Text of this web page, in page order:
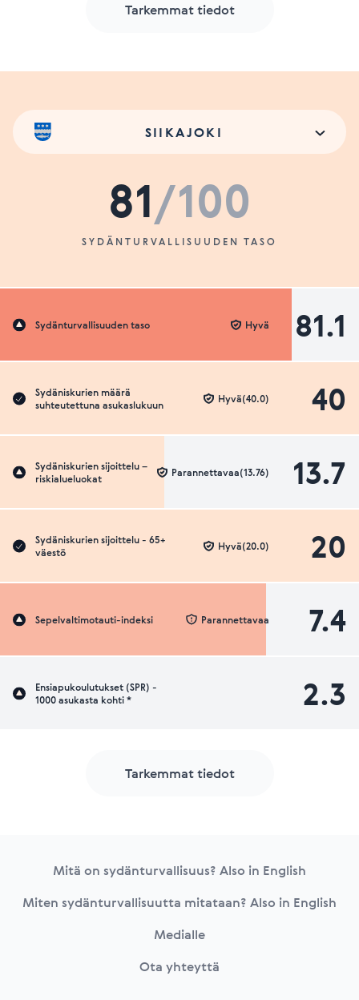
Tarkemmat tiedot
SIIKAJOKI
81/100
SYDÄNTURVALLISUUDEN TASO
Sydänturvallisuuden taso 81.1
Hyvä
Sydäniskurien määrä
suhteutettuna asukaslukuun
40
Hyvä(40.0)
Sydäniskurien sijoittelu –
riskialueluokat
13.7
Parannettavaa(13.76)
Sydäniskurien sijoittelu - 65+
väestö
20
Hyvä(20.0)
Sepelvaltimotauti-indeksi 7.4
Parannettavaa
Ensiapukoulutukset (SPR) -
1000 asukasta kohti *
2.3
Tarkemmat tiedot
Mitä on sydänturvallisuus? Also in English
Miten sydänturvallisuutta mitataan? Also in English
Medialle
Ota yhteyttä